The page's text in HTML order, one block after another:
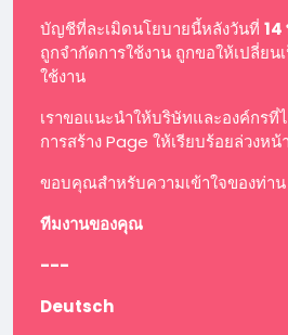
บัญชีที่ละเมิดนโยบายนี้หลังวันที่ 14
ถูกจำกัดการใช้งาน ถูกขอให้เปลี่ย
ใช้งาน
เราขอแนะนำให้บริษัทและองค์กรที่
การสร้าง Page ให้เรียบร้อยล่วงหน้า
ขอบคุณสำหรับความเข้าใจของท่าน
ทีมงานของคุณ
---
Deutsch